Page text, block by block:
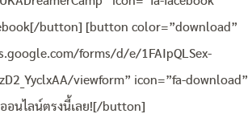
button] [button color=”download”
forms/d/e/1FAIpQLSex-
viewform” icon=”fa-download”
อนไลน์ตรงนี้เลย![/button]